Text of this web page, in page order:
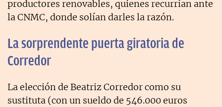
productores renovables, quienes recurrían ante
la CNMC, donde solían darles la razón.
La sorprendente puerta giratoria de
Corredor
La elección de Beatriz Corredor como su
sustituta (con un sueldo de 546.000 euros